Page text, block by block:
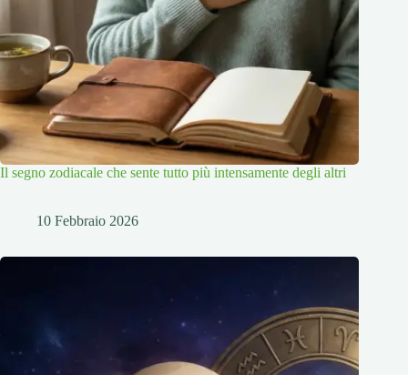
Il segno zodiacale che sente tutto più intensamente degli altri
10 Febbraio 2026